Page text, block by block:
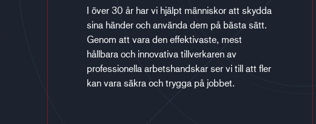
I över 30 år har vi hjälpt människor att skydda
sina händer och använda dem på bästa sätt.
Genom att vara den effektivaste, mest
hållbara och innovativa tillverkaren av
professionella arbetshandskar ser vi till att fler
kan vara säkra och trygga på jobbet.